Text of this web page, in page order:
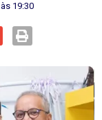
às 19:30